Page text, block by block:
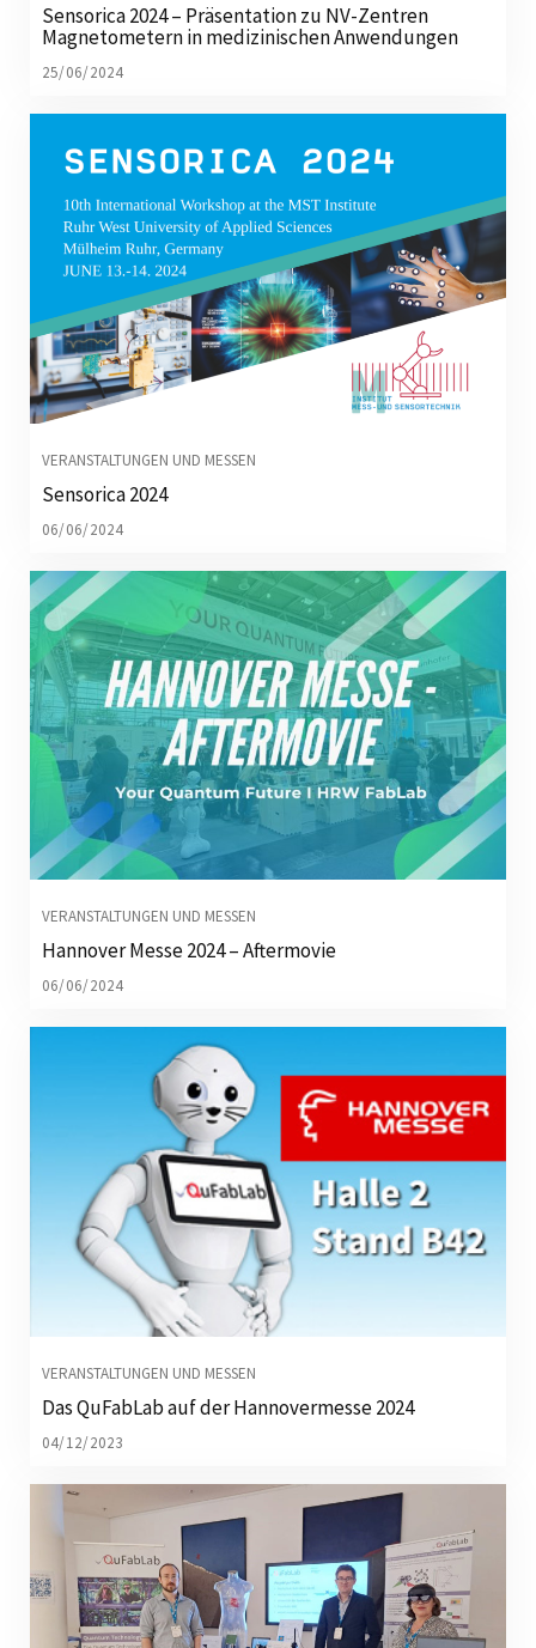
Sensorica 2024 – Präsentation zu NV-Zentren
Magnetometern in medizinischen Anwendungen
25/06/2024
VERANSTALTUNGEN UND MESSEN
Sensorica 2024
06/06/2024
VERANSTALTUNGEN UND MESSEN
Hannover Messe 2024 – Aftermovie
06/06/2024
VERANSTALTUNGEN UND MESSEN
Das QuFabLab auf der Hannovermesse 2024
04/12/2023